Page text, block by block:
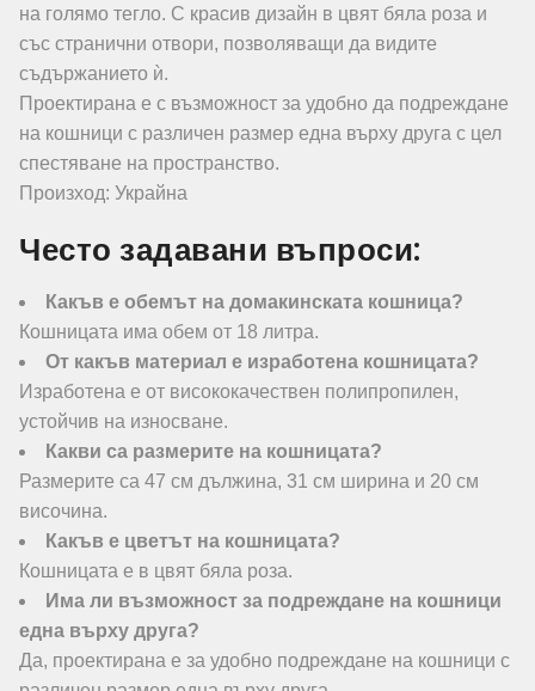
на голямо тегло. С красив дизайн в цвят бяла роза и
със странични отвори, позволяващи да видите
съдържанието ѝ.
Проектирана е с възможност за удобно да подреждане
на кошници с различен размер една върху друга с цел
спестяване на пространство.
Произход: Украйна
Често задавани въпроси:
Какъв е обемът на домакинската кошница?
Кошницата има обем от 18 литра.
От какъв материал е изработена кошницата?
Изработена е от висококачествен полипропилен,
устойчив на износване.
Какви са размерите на кошницата?
Размерите са 47 см дължина, 31 см ширина и 20 см
височина.
Какъв е цветът на кошницата?
Кошницата е в цвят бяла роза.
Има ли възможност за подреждане на кошници
една върху друга?
Да, проектирана е за удобно подреждане на кошници с